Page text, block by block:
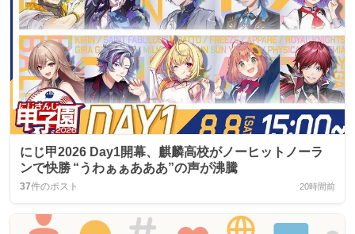
にじ甲2026 Day1開幕、麒麟高校がノーヒットノーラ
ンで快勝 “うわぁぁあああ”の声が沸騰
37件のポスト 20時間前